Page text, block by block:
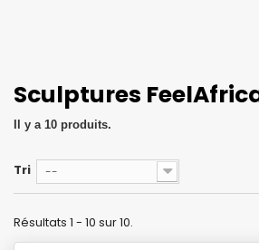
Sculptures
Il y a 10 produits.
Tri --
Résultats 1 - 10 sur 10.